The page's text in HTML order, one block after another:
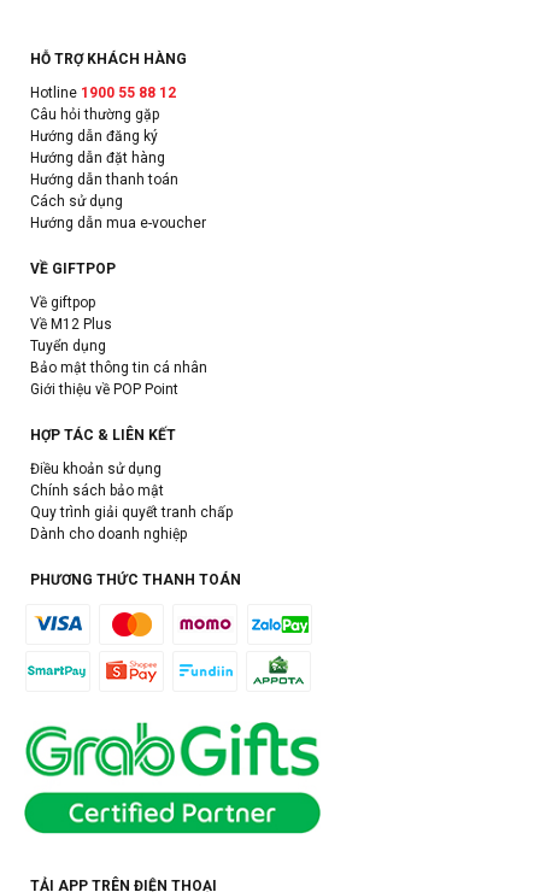
HỖ TRỢ KHÁCH HÀNG
Hotline 1900 55 88 12
Câu hỏi thường gặp
Hướng dẫn đăng ký
Hướng dẫn đặt hàng
Hướng dẫn thanh toán
Cách sử dụng
Hướng dẫn mua e-voucher
VỀ GIFTPOP
Về giftpop
Về M12 Plus
Tuyển dụng
Bảo mật thông tin cá nhân
Giới thiệu về POP Point
HỢP TÁC & LIÊN KẾT
Điều khoản sử dụng
Chính sách bảo mật
Quy trình giải quyết tranh chấp
Dành cho doanh nghiệp
PHƯƠNG THỨC THANH TOÁN
TẢI APP TRÊN ĐIỆN THOẠI